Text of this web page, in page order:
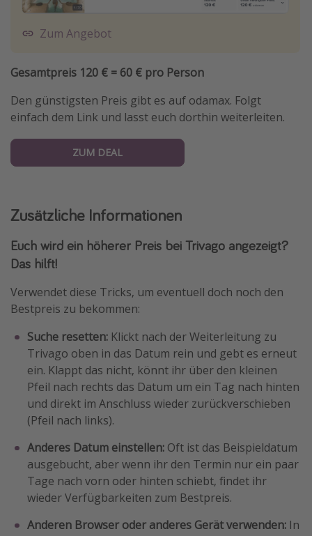
Zum Angebot
Gesamtpreis 120 € = 60 € pro Person
Den günstigsten Preis gibt es auf odamax. Folgt
einfach dem Link und lasst euch dorthin weiterleiten.
ZUM DEAL
Zusätzliche Informationen
Euch wird ein höherer Preis bei Trivago angezeigt?
Das hilft!
Verwendet diese Tricks, um eventuell doch noch den
Bestpreis zu bekommen:
Suche resetten: Klickt nach der Weiterleitung zu
Trivago oben in das Datum rein und gebt es erneut
ein. Klappt das nicht, könnt ihr über den kleinen
Pfeil nach rechts das Datum um ein Tag nach hinten
und direkt im Anschluss wieder zurückverschieben
(Pfeil nach links).
Anderes Datum einstellen: Oft ist das Beispieldatum
ausgebucht, aber wenn ihr den Termin nur ein paar
Tage nach vorn oder hinten schiebt, findet ihr
wieder Verfügbarkeiten zum Bestpreis.
Anderen Browser oder anderes Gerät verwenden: In